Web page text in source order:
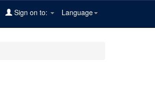
Language
Sign on to: